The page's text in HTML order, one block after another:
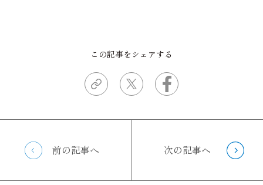
この記事をシェアする
前の記事へ 次の記事へ